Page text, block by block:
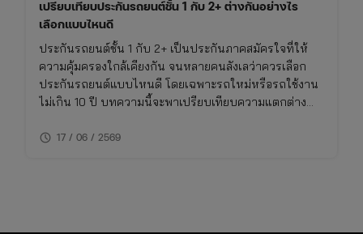
เปรียบเทียบประกันรถยนต์ชั้น 1 กับ 2+ ต่างกันอย่างไร
เลือกแบบไหนดี
ประกันรถยนต์ชั้น 1 กับ 2+ เป็นประกันภาคสมัครใจที่ให้
ความคุ้มครองใกล้เคียงกัน จนหลายคนลังเลว่าควรเลือก
ประกันรถยนต์แบบไหนดี โดยเฉพาะรถใหม่หรือรถใช้งาน
ไม่เกิน 10 ปี บทความนี้จะพาเปรียบเทียบความแตกต่าง
เทียบ ทั้งเรื่องความคุ้มครอง ค่าเบี้ย และความเหมาะสมใน
schedule 17 / 06 / 2569